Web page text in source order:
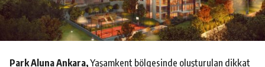
o
Park Aluna Ankara,Yaşamkent bölgesinde oluşturulan dikkat